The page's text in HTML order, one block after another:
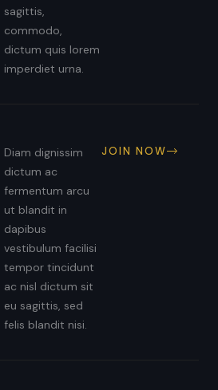
sagittis,
commodo,
dictum quis lorem
imperdiet urna.
Diam dignissim
dictum ac
fermentum arcu
ut blandit in
dapibus
vestibulum facilisi
tempor tincidunt
ac nisl dictum sit
eu sagittis, sed
felis blandit nisi.
JOIN NOW